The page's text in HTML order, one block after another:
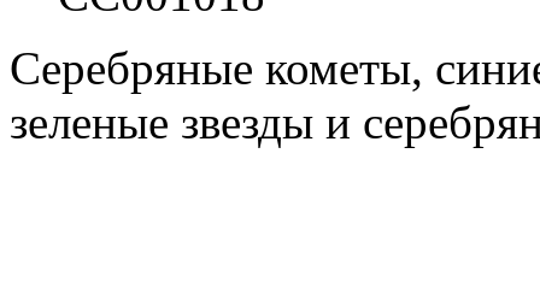
Серебряные кометы,
зеленые звезды и